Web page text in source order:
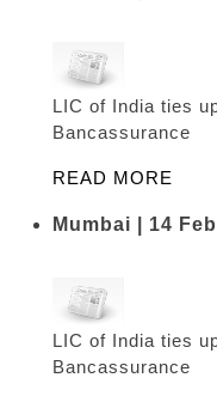
LIC of India ties
Bancassurance
READ MORE
Mumbai | 14
LIC of India ties
Bancassurance